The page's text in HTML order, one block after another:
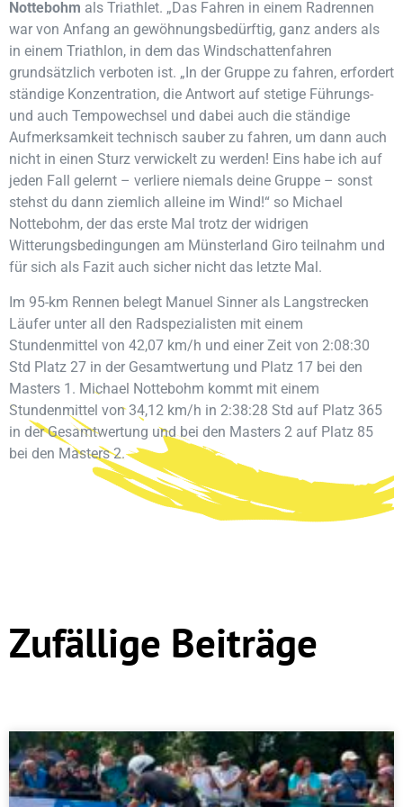
Nottebohm als Triathlet. „Das Fahren in einem Radrennen
war von Anfang an gewöhnungsbedürftig, ganz anders als
in einem Triathlon, in dem das Windschattenfahren
grundsätzlich verboten ist. „In der Gruppe zu fahren, erfordert
ständige Konzentration, die Antwort auf stetige Führungs-
und auch Tempowechsel und dabei auch die ständige
Aufmerksamkeit technisch sauber zu fahren, um dann auch
nicht in einen Sturz verwickelt zu werden! Eins habe ich auf
jeden Fall gelernt – verliere niemals deine Gruppe – sonst
stehst du dann ziemlich alleine im Wind!“ so Michael
Nottebohm, der das erste Mal trotz der widrigen
Witterungsbedingungen am Münsterland Giro teilnahm und
für sich als Fazit auch sicher nicht das letzte Mal.
Im 95-km Rennen belegt Manuel Sinner als Langstrecken
Läufer unter all den Radspezialisten mit einem
Stundenmittel von 42,07 km/h und einer Zeit von 2:08:30
Std Platz 27 in der Gesamtwertung und Platz 17 bei den
Masters 1. Michael Nottebohm kommt mit einem
Stundenmittel von 34,12 km/h in 2:38:28 Std auf Platz 365
in der Gesamtwertung und bei den Masters 2 auf Platz 85
bei den Masters 2.
Zufällige Beiträge